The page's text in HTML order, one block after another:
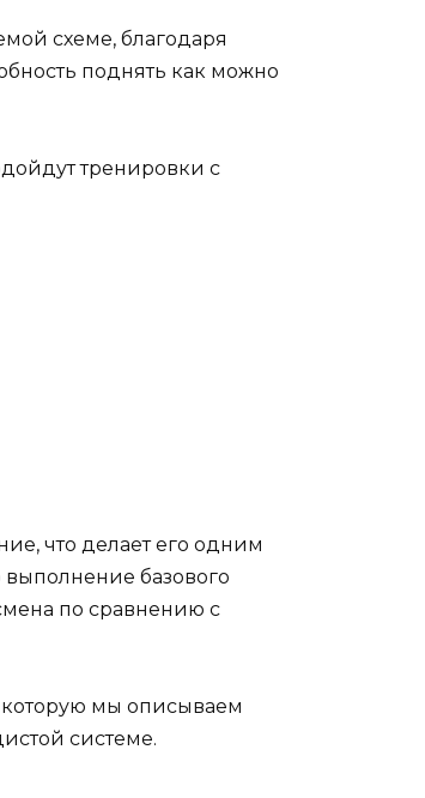
схеме, благодаря
поднять как можно
тренировки с
что делает его одним
базового
по сравнению с
мы описываем
системе.